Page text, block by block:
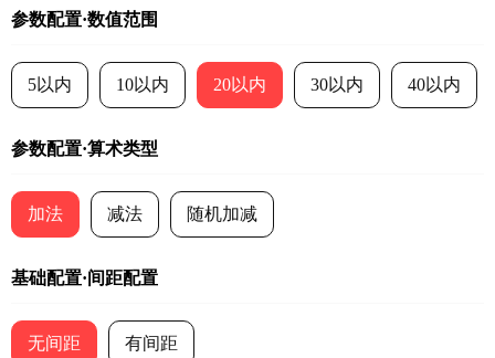
参数配置·数值范围
5以内 10以内 20以内 30以内 40以内
参数配置·算术类型
加法 减法 随机加减
基础配置·间距配置
无间距 有间距